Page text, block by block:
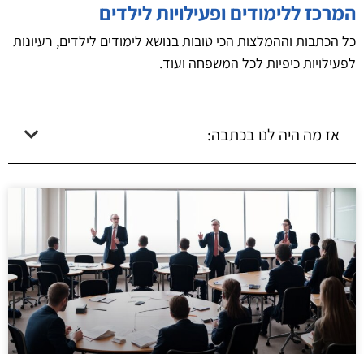
המרכז ללימודים ופעילויות לילדים
כל הכתבות וההמלצות הכי טובות בנושא לימודים לילדים, רעיונות
לפעילויות כיפיות לכל המשפחה ועוד.
אז מה היה לנו בכתבה: